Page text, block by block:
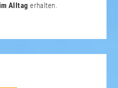
Alltag erhalten.